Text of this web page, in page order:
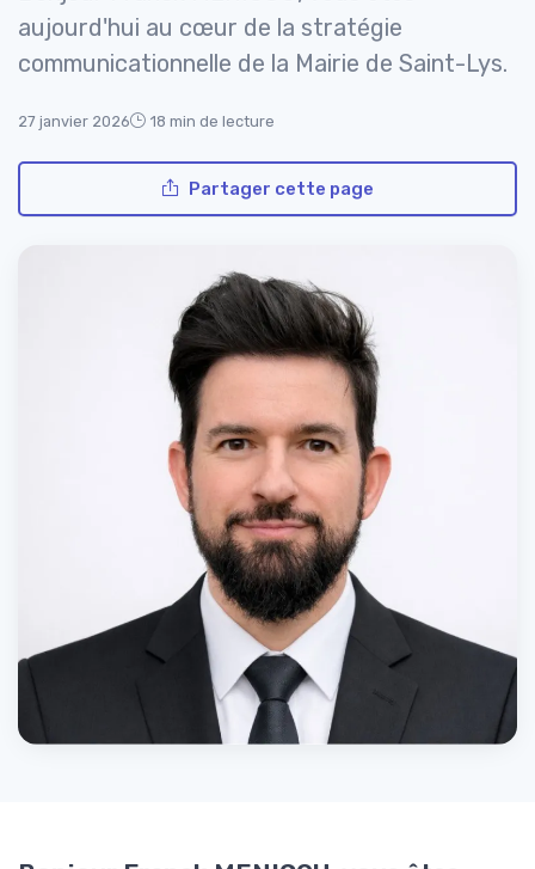
aujourd'hui au cœur de la stratégie
communicationnelle de la Mairie de Saint-Lys.
27 janvier 2026 18 min de lecture
Partager cette page